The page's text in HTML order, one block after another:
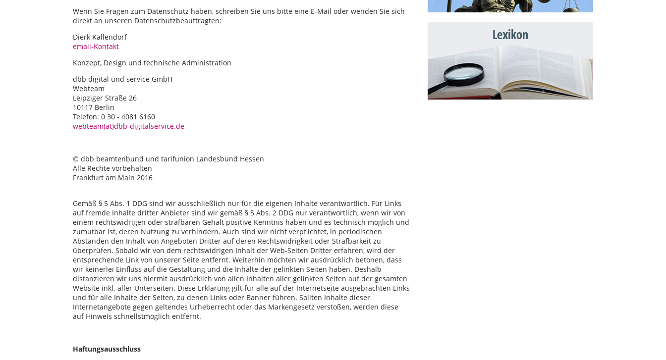
Wenn Sie Fragen zum Datenschutz haben, schreiben Sie uns bitte eine E-Mail oder wenden Sie sich
direkt an unseren Datenschutzbeauftragten:
Dierk Kallendorf
email-Kontakt
Konzept, Design und technische Administration
dbb digital und service GmbH
Webteam
Leipziger Straße 26
10117 Berlin
Telefon: 0 30 - 4081 6160
webteam(at)dbb-digitalservice.de
© dbb beamtenbund und tarifunion Landesbund Hessen
Alle Rechte vorbehalten
Frankfurt am Main 2016
Gemäß § 5 Abs. 1 DDG sind wir ausschließlich nur für die eigenen Inhalte verantwortlich. Für Links
auf fremde Inhalte dritter Anbieter sind wir gemäß § 5 Abs. 2 DDG nur verantwortlich, wenn wir von
einem rechtswidrigen oder strafbaren Gehalt positive Kenntnis haben und es technisch möglich und
zumutbar ist, deren Nutzung zu verhindern. Auch sind wir nicht verpflichtet, in periodischen
Abständen den Inhalt von Angeboten Dritter auf deren Rechtswidrigkeit oder Strafbarkeit zu
überprüfen. Sobald wir von dem rechtswidrigen Inhalt der Web-Seiten Dritter erfahren, wird der
entsprechende Link von unserer Seite entfernt. Weiterhin möchten wir ausdrücklich betonen, dass
wir keinerlei Einfluss auf die Gestaltung und die Inhalte der gelinkten Seiten haben. Deshalb
distanzieren wir uns hiermit ausdrücklich von allen Inhalten aller gelinkten Seiten auf der gesamten
Website inkl. aller Unterseiten. Diese Erklärung gilt für alle auf der Internetseite ausgebrachten Links
und für alle Inhalte der Seiten, zu denen Links oder Banner führen. Sollten Inhalte dieser
Internetangebote gegen geltendes Urheberrecht oder das Markengesetz verstoßen, werden diese
auf Hinweis schnellstmöglich entfernt.
Haftungsausschluss
Lexikon